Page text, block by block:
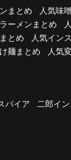
まとめ
人気味
ーメンまとめ
とめ
人気イン
麺まとめ 人気
パイア 二郎イ